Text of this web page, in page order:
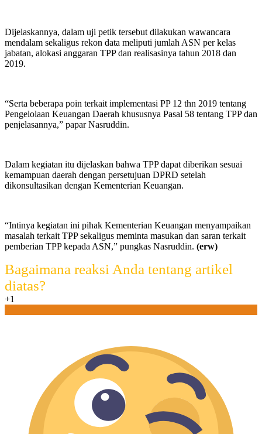
Dijelaskannya, dalam uji petik tersebut dilakukan wawancara
mendalam sekaligus rekon data meliputi jumlah ASN per kelas
jabatan, alokasi anggaran TPP dan realisasinya tahun 2018 dan
2019.
“Serta beberapa poin terkait implementasi PP 12 thn 2019 tentang
Pengelolaan Keuangan Daerah khususnya Pasal 58 tentang TPP dan
penjelasannya,” papar Nasruddin.
Dalam kegiatan itu dijelaskan bahwa TPP dapat diberikan sesuai
kemampuan daerah dengan persetujuan DPRD setelah
dikonsultasikan dengan Kementerian Keuangan.
“Intinya kegiatan ini pihak Kementerian Keuangan menyampaikan
masalah terkait TPP sekaligus meminta masukan dan saran terkait
pemberian TPP kepada ASN,” pungkas Nasruddin. (erw)
Bagaimana reaksi Anda tentang artikel
diatas?
+1